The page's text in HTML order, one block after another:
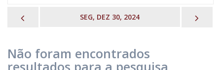
SEG, DEZ 30, 2024
Não foram encontrados
resultados para a pesquisa